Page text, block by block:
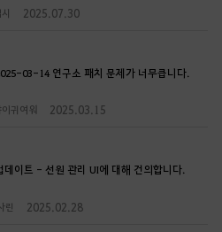
2025.07.30
03-14 연구소 패치 문제가 너무큽니다.
이귀여워 2025.03.15
데이트 - 선원 관리 UI에 대해 건의합니다.
린 2025.02.28